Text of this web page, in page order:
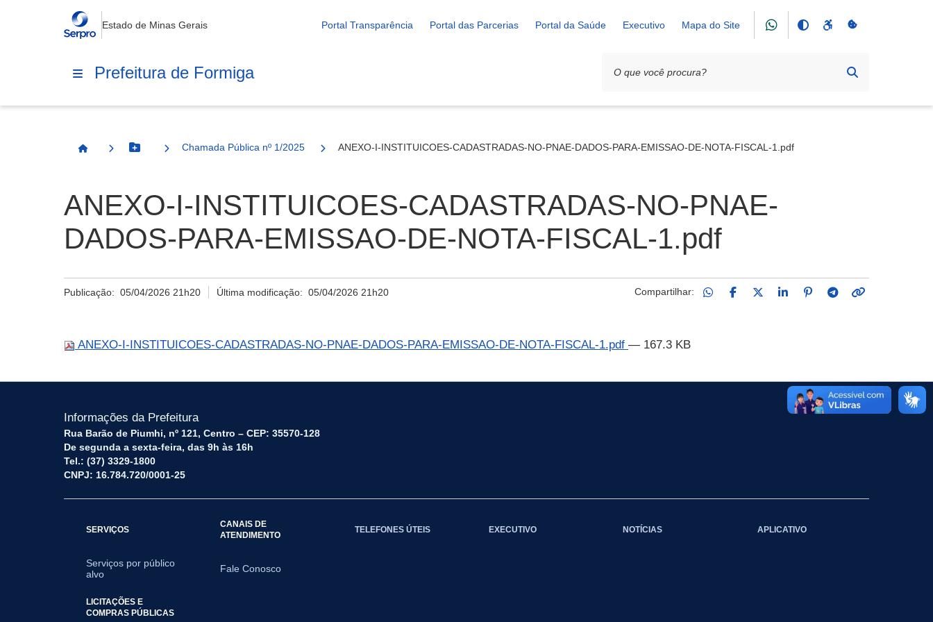
Estado de Minas Gerais Portal Transparência Portal das Parcerias Portal da Saúde Executivo Mapa do Site
Prefeitura de Formiga
Página InicialBotão Menu
Chamada Pública nº 1/2025 ANEXO-I-INSTITUICOES-CADASTRADAS-NO-PNAE-DADOS-PARA-EMISSAO-DE-NOTA-FISCAL-1.pdf
ANEXO-I-INSTITUICOES-CADASTRADAS-NO-PNAE-
DADOS-PARA-EMISSAO-DE-NOTA-FISCAL-1.pdf
Publicação: 05/04/2026 21h20 Última modificação:05/04/2026 21h20 Compartilhar:
ANEXO-I-INSTITUICOES-CADASTRADAS-NO-PNAE-DADOS-PARA-EMISSAO-DE-NOTA-FISCAL-1.pdf — 167.3 KB
Informações da Prefeitura
Rua Barão de Piumhi, nº 121, Centro – CEP: 35570-128
De segunda a sexta-feira, das 9h às 16h
Tel.: (37) 3329-1800
CNPJ: 16.784.720/0001-25
SERVIÇOS
Serviços por público
alvo
CANAIS DE
ATENDIMENTO
Fale Conosco
TELEFONES ÚTEIS EXECUTIVO NOTÍCIAS APLICATIVO
LICITAÇÕES E
COMPRAS PÚBLICAS